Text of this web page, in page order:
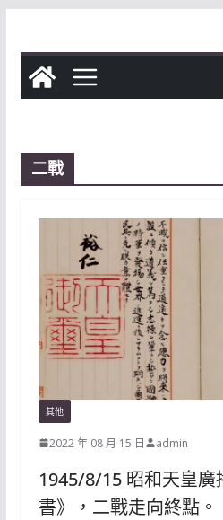
content
二戰
其他
2022 年 08 月 15 日 admin
1945/8/15 昭和天皇廣
書》，二戰走向終點。